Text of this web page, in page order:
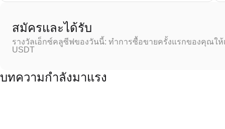
สมัครและได้รับ
รางวัลเอ็กซ์คลูซีฟของวันนี้: ทำการซื้อขายครั้งแรกของคุณใ
USDT
บทความกำลังมาแรง